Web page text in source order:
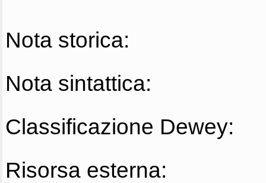
Nota storica:
Nota sintattica:
Classificazione Dewey:
Risorsa esterna: